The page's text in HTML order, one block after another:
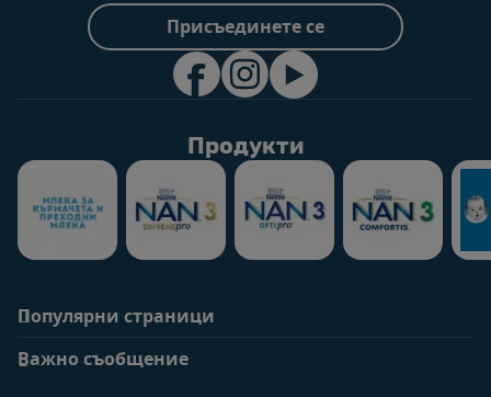
Присъединете се
Продукти
Популярни страници
Често задавани
Важно съобщение